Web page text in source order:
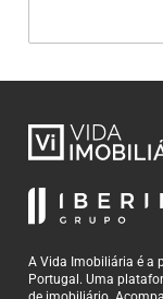
A Vida Imobiliária é a
Portugal. Uma